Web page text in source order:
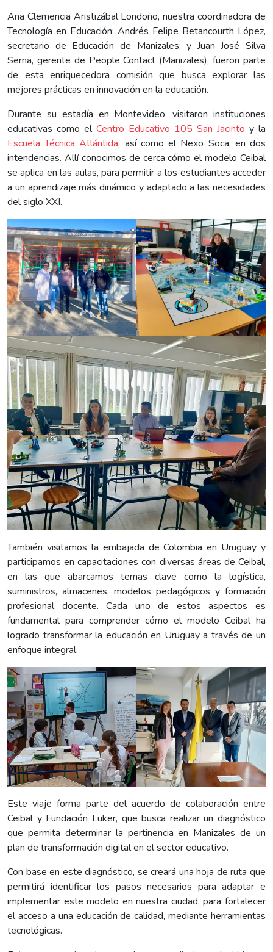
Ana Clemencia Aristizábal Londoño, nuestra coordinadora de
Tecnología en Educación; Andrés Felipe Betancourth López,
secretario de Educación de Manizales; y Juan José Silva
Serna, gerente de People Contact (Manizales), fueron parte
de esta enriquecedora comisión que busca explorar las
mejores prácticas en innovación en la educación.
Durante su estadía en Montevideo, visitaron instituciones
educativas como el Centro Educativo 105 San Jacinto y la
Escuela Técnica Atlántida, así como el Nexo Soca, en dos
intendencias. Allí conocimos de cerca cómo el modelo Ceibal
se aplica en las aulas, para permitir a los estudiantes acceder
a un aprendizaje más dinámico y adaptado a las necesidades
del siglo XXI.
También visitamos la embajada de Colombia en Uruguay y
participamos en capacitaciones con diversas áreas de Ceibal,
en las que abarcamos temas clave como la logística,
suministros, almacenes, modelos pedagógicos y formación
profesional docente. Cada uno de estos aspectos es
fundamental para comprender cómo el modelo Ceibal ha
logrado transformar la educación en Uruguay a través de un
enfoque integral.
Este viaje forma parte del acuerdo de colaboración entre
Ceibal y Fundación Luker, que busca realizar un diagnóstico
que permita determinar la pertinencia en Manizales de un
plan de transformación digital en el sector educativo.
Con base en este diagnóstico, se creará una hoja de ruta que
permitirá identificar los pasos necesarios para adaptar e
implementar este modelo en nuestra ciudad, para fortalecer
el acceso a una educación de calidad, mediante herramientas
tecnológicas.